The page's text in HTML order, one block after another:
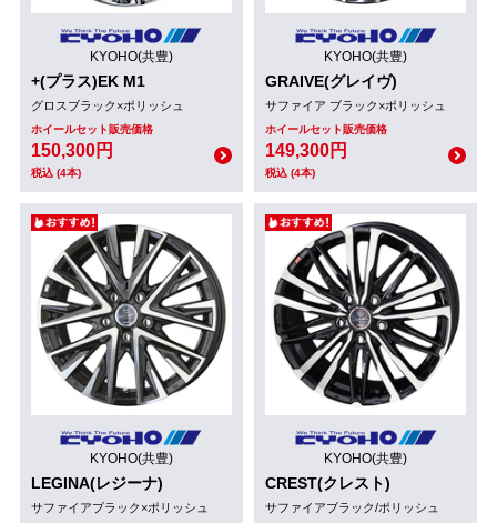
KYOHO(共豊)
+(プラス)EK M1
グロスブラック×ポリッシュ
ホイールセット販売価格
150,300円
税込 (4本)
KYOHO(共豊)
GRAIVE(グレイヴ)
サファイア ブラック×ポリッシュ
ホイールセット販売価格
149,300円
税込 (4本)
KYOHO(共豊)
LEGINA(レジーナ)
サファイアブラック×ポリッシュ
KYOHO(共豊)
CREST(クレスト)
サファイアブラック/ポリッシュ